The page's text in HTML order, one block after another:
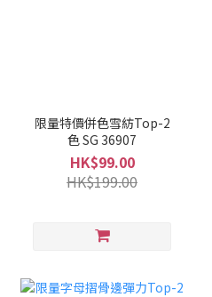
限量特價併色雪紡Top-2
色 SG 36907
HK$99.00
HK$199.00